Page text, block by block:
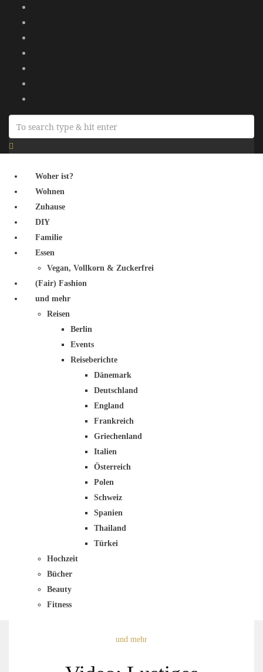
Woher ist?
Wohnen
Zuhause
DIY
Familie
Essen
Vegan, Vollkorn & Zuckerfrei
(Fair) Fashion
und mehr
Reisen
Berlin
Events
Reiseberichte
Dänemark
Deutschland
England
Frankreich
Griechenland
Italien
Österreich
Polen
Schweiz
Spanien
Thailand
Türkei
Hochzeit
Bücher
Beauty
Fitness
und mehr